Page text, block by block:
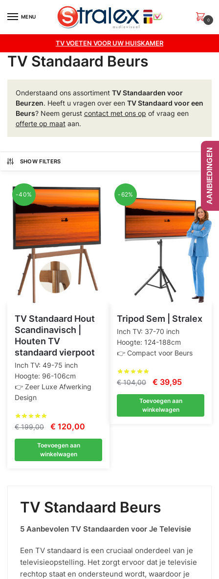
MENU
0
TV VOETEN VOOR UW HUISKAMER
TV Standaard Beurs
Onderstaand ons assortiment TV Standaarden voor
Beurzen. Heeft u vragen over een TV Standaard voor een
Beurs? Neem gerust contact met ons op of vraag een
offerte op maataan.
SHOW FILTERS
-40%
TV Standaard Hout
Scandinavisch |
Houten TV
standaard vierpoot
Inch TV: 49-75 inch
Hoogte: 96-106cm
👉 Zeer Luxe Afwerking
Design
€199,00
Oorspronkelijke
prijs
was:
€ 199,00.
€ 120,00
prijs
€ 120,00.
Toevoegen aan
winkelwagen
-62%
Tripod Sem | Stralex
Inch TV: 37-70 inch
Hoogte: 124-188cm
👉 Compact voor Beurs
€104,00
Oorspronkelijke
prijs
was:
€ 104,00.
€ 39,95Huidige
prijs
is:
€ 39,95.
Toevoegen aan
winkelwagen
TV Standaard Beurs
5 Aanbevolen TV Standaarden voor Je Televisie
Een TV standaard is een cruciaal onderdeel van je
televisieopstelling. Het zorgt ervoor dat je televisie
rechtop staat en ondersteund wordt, waardoor je
AANBIEDINGEN